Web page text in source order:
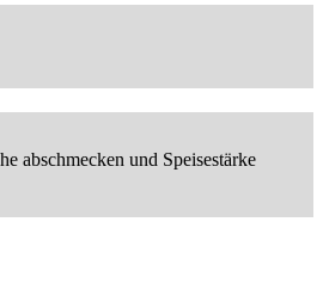
abschmecken und Speisestärke